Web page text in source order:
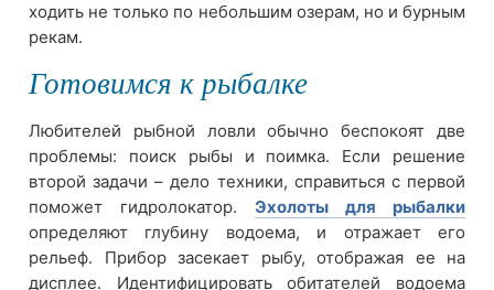
ходить не только по небольшим озерам, но и бурным
рекам.
Готовимся к рыбалке
Любителей рыбной ловли обычно беспокоят две
проблемы: поиск рыбы и поимка. Если решение
второй задачи – дело техники, справиться с первой
поможет гидролокатор. Эхолоты для рыбалки
определяют глубину водоема, и отражает его
рельеф. Прибор засекает рыбу, отображая ее на
дисплее. Идентифицировать обитателей водоема